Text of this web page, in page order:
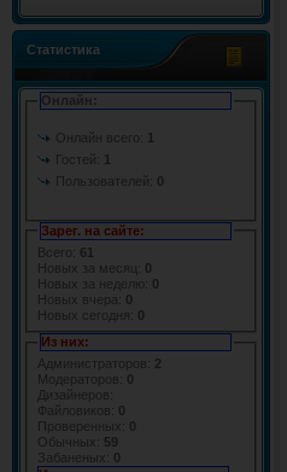
Статистика
Онлайн:
Онлайн всего: 1
Гостей: 1
Пользователей: 0
Зарег. на сайте:
Всего: 61
Новых за месяц: 0
Новых за неделю: 0
Новых вчера: 0
Новых сегодня: 0
Из них:
Администраторов: 2
Модераторов: 0
Дизайнеров:
Файловиков: 0
Проверенных: 0
Обычных: 59
Забаненых: 0